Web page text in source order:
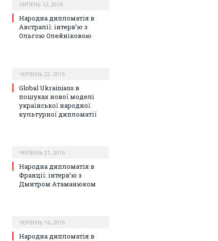
ЛИПЕНЬ 12, 2016
Народна дипломатія в
Австралії: інтерв’ю з
Ольгою Олейніковою
ЧЕРВЕНЬ 22, 2016
Global Ukrainians в
пошуках нової моделі
української народної
культурної дипломатії
ЧЕРВЕНЬ 21, 2016
Народна дипломатія в
Франції: інтерв’ю з
Дмитром Атаманюком
ЧЕРВЕНЬ 16, 2016
Народна дипломатія в